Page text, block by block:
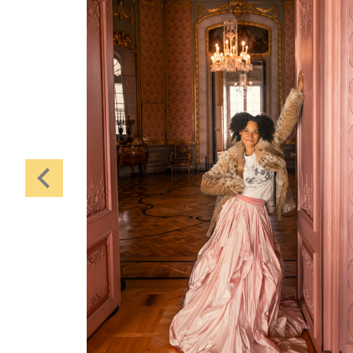
Karten